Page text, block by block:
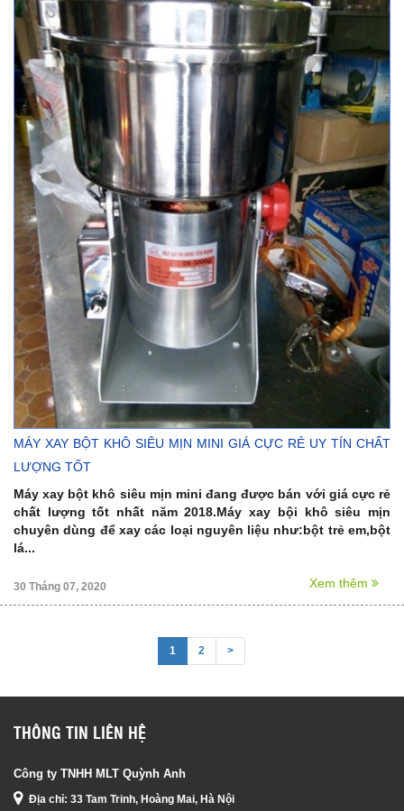
MÁY XAY BỘT KHÔ SIÊU MỊN MINI GIÁ CỰC RẺ UY TÍN CHẤT
LƯỢNG TỐT
Máy xay bột khô siêu mịn mini đang được bán với giá cực rẻ
chất lượng tốt nhất năm 2018.Máy xay bội khô siêu mịn
chuyên dùng để xay các loại nguyên liệu như:bột trẻ em,bột
lá...
30 Tháng 07, 2020 Xem thêm
1 2 >
THÔNG TIN LIÊN HỆ
Công ty TNHH MLT Quỳnh Anh
Địa chỉ: 33 Tam Trinh, Hoàng Mai, Hà Nội